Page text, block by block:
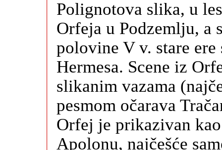
Polignotova slika, u
Orfeja u Podzemlju, a
polovine V v. stare
Hermesa. Scene iz
slikanim vazama
pesmom očarava
Orfej je prikazivan
Apolonu, najčešće